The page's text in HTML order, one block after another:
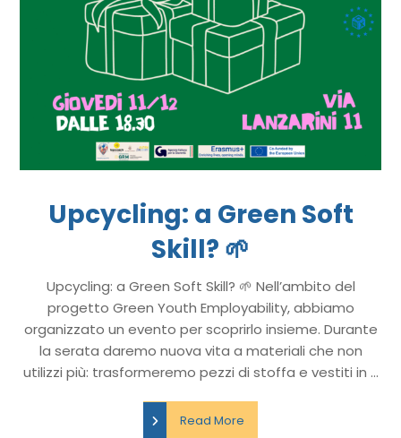
Upcycling: a Green Soft
Skill? 🌱
Upcycling: a Green Soft Skill? 🌱 Nell’ambito del
progetto Green Youth Employability, abbiamo
organizzato un evento per scoprirlo insieme. Durante
la serata daremo nuova vita a materiali che non
utilizzi più: trasformeremo pezzi di stoffa e vestiti in ...
Read More